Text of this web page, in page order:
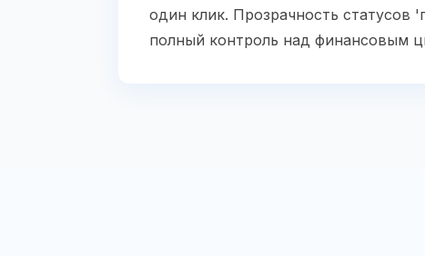
один клик. Прозрачность
полный контроль над финансовым